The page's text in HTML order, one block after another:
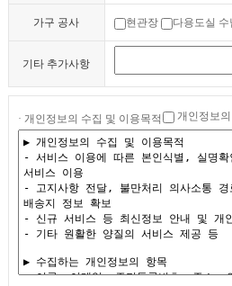
가구 공사 현관장 다용도실 수
기타 추가사항
· 개인정보의 수집 및 이용목적 개인정보의